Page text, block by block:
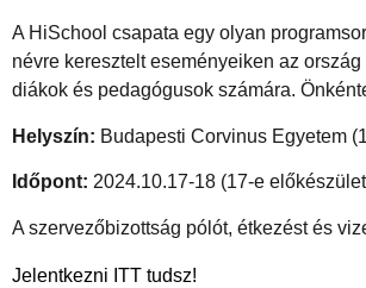
A HiSchool csapata egy olyan
névre keresztelt eseményeiken az
diákok és pedagógusok számára.
Helyszín: Budapesti Corvinus Egyetem
Időpont: 2024.10.17-18 (17-e
A szervezőbizottság pólót, étkezést és
Jelentkezni ITT tudsz!